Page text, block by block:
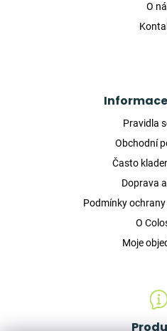
O
Pravidla
Obchodní
Často
Doprava
Podmínky
O
Moje